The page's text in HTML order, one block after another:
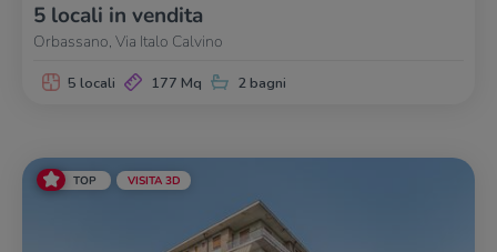
5 locali in vendita
Orbassano, Via Italo Calvino
5 locali 177 Mq 2 bagni
TOP VISITA 3D